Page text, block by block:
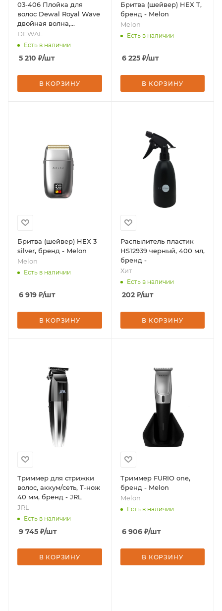
03-406 Плойка для
волос Dewal Royal Wave
двойная волна,
керамика-турмалин, с
терморег, 75 ВТ, бренд -
DEWAL
Есть в наличии
5 210 ₽/шт
В КОРЗИНУ
Бритва (шейвер) HEX T,
бренд - Melon
Melon
Есть в наличии
6 225₽/шт
В КОРЗИНУ
Бритва (шейвер) HEX 3
silver, бренд - Melon
Melon
Есть в наличии
6 919 ₽/шт
В КОРЗИНУ
Распылитель пластик
HS12939 черный, 400 мл,
бренд -
Хит
Есть в наличии
202₽/шт
В КОРЗИНУ
Триммер для стрижки
волос, аккум/сеть, T-нож
40 мм, бренд - JRL
JRL
Есть в наличии
9 745 ₽/шт
В КОРЗИНУ
Триммер FURIO one,
бренд - Melon
Melon
Есть в наличии
6 906₽/шт
В КОРЗИНУ